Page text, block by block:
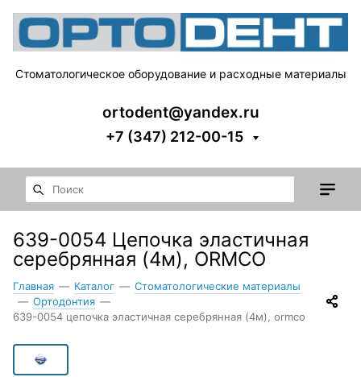
Стоматологическое оборудование и расходные материалы
ortodent@yandex.ru
+7 (347) 212-00-15
639-0054 Цепочка эластичная
серебрянная (4м), ORMCO
Главная — Каталог — Стоматологические материалы
— Ортодонтия —
639-0054 цепочка эластичная серебрянная (4м), ormco